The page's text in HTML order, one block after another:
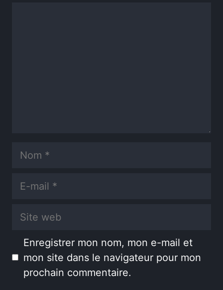
Nom
E-
Site
Enregistrer mon nom, mon e-mail et
mon site dans le navigateur pour mon
prochain commentaire.